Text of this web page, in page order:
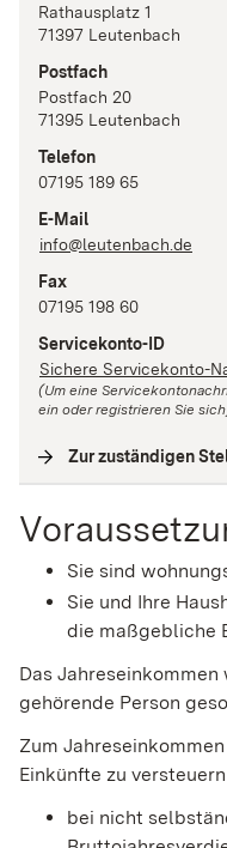
Rathausplatz 1
71397 Leutenbach
Postfach
Postfach 20
71395 Leutenbach
Telefon
07195 189 65
E-Mail
info@leutenbach.de
Fax
07195 198 60
Servicekonto-ID
Sichere Servicekonto-
(Um eine
ein oder registrieren Sie
Zur zuständigen
Sie sind
Sie und Ihre
die maßgebliche
Das
gehörende Person
Zum
Einkünfte zu
bei nicht